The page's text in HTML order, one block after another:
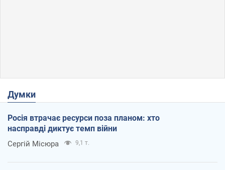
Думки
Росія втрачає ресурси поза планом: хто
насправді диктує темп війни
Сергій Місюра 9,1 т.